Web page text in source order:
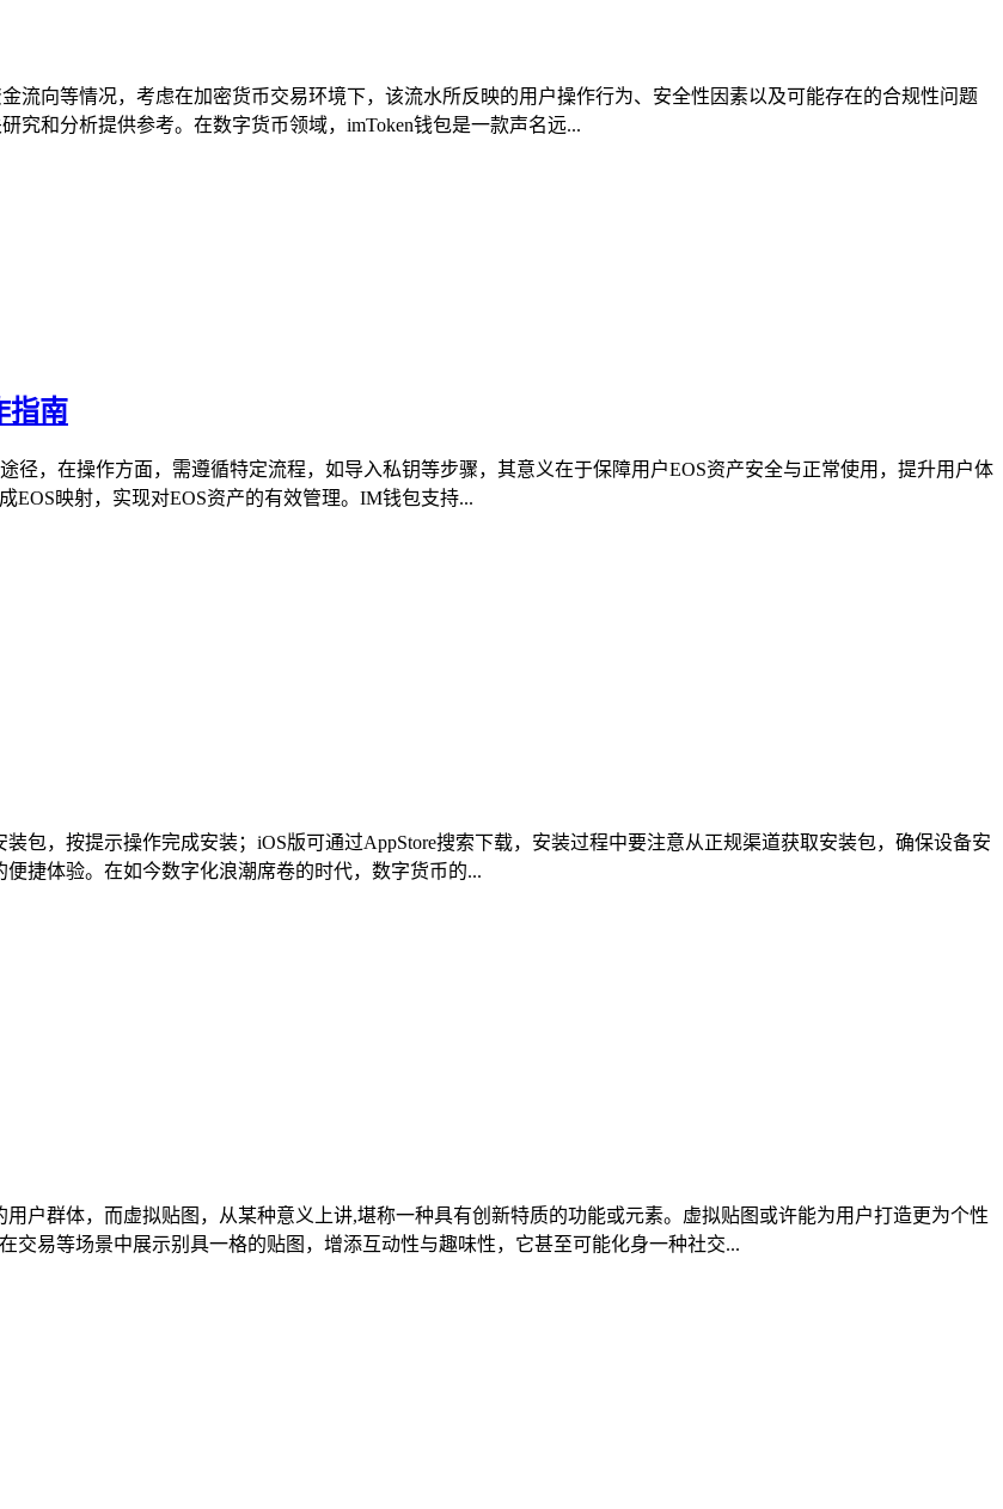
流向等情况，考虑在加密货币交易环境下，该流水所反映的用户操作行为、安全性因素以及可能存在的合规性问题
究和分析提供参考。在数字货币领域，imToken钱包是一款声名远...
指南
径，在操作方面，需遵循特定流程，如导入私钥等步骤，其意义在于保障用户EOS资产安全与正常使用，提升用户体
映射，实现对EOS资产的有效管理。IM钱包支持...
包，按提示操作完成安装；iOS版可通过AppStore搜索下载，安装过程中要注意从正规渠道获取安装包，确保设备安
捷体验。在如今数字化浪潮席卷的时代，数字货币的...
户群体，而虚拟贴图，从某种意义上讲,堪称一种具有创新特质的功能或元素。虚拟贴图或许能为用户打造更为个性
易等场景中展示别具一格的贴图，增添互动性与趣味性，它甚至可能化身一种社交...